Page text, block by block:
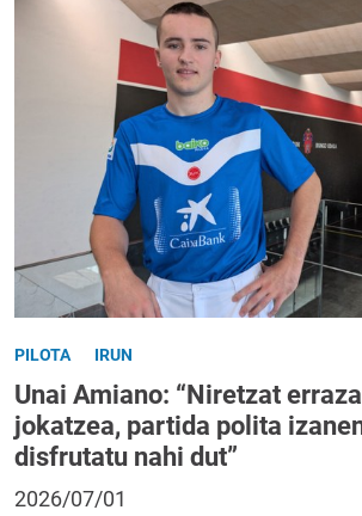
PILOTA IRUN
Unai Amiano: “Niretzat
jokatzea, partida polita
disfrutatu nahi dut”
2026/07/01